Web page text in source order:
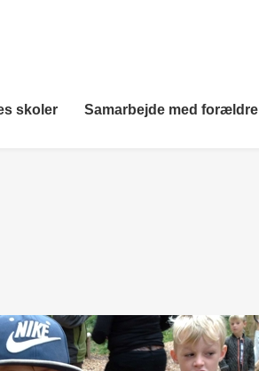
skoler Samarbejde med forældre